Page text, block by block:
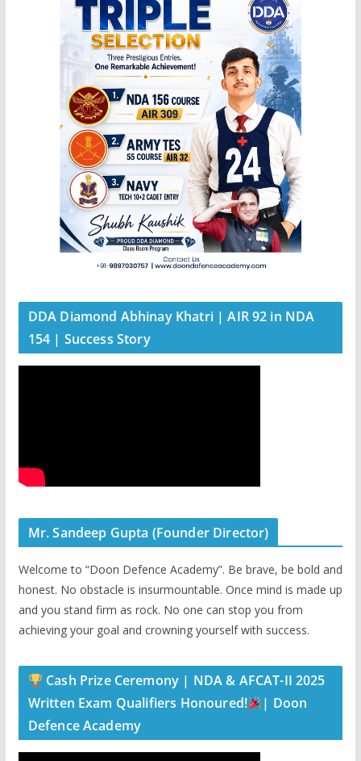
DDA Diamond Abhinay Khatri | AIR 92 in NDA
154 | Success Story
Mr. Sandeep Gupta (Founder Director)
Welcome to “Doon Defence Academy”. Be brave, be bold and
honest. No obstacle is insurmountable. Once mind is made up
and you stand firm as rock. No one can stop you from
achieving your goal and crowning yourself with success.
Cash Prize Ceremony | NDA & AFCAT-II 2025
Written Exam Qualifiers Honoured!
| Doon
Defence Academy